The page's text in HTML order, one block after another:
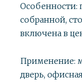
Особенности:
собранной,
включена в
Применение:
дверь,